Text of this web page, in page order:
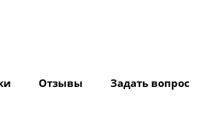
Отзывы Задать вопрос